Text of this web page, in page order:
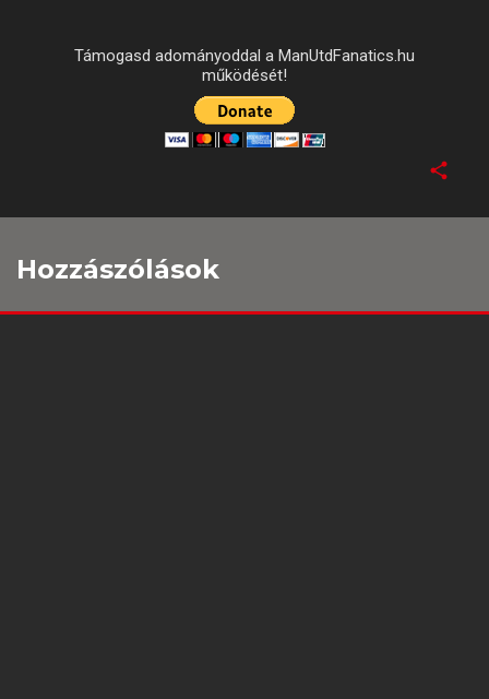
Támogasd adományoddal a ManUtdFanatics.hu
működését!
Hozzászólások